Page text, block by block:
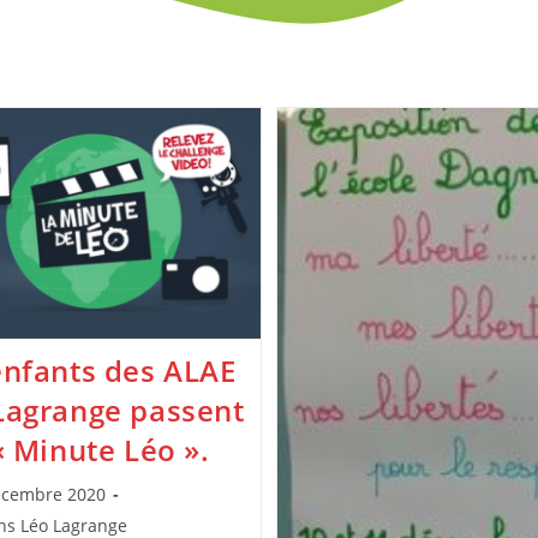
des ALAE
passent
Minute Léo ».
2020
Léo Lagrange